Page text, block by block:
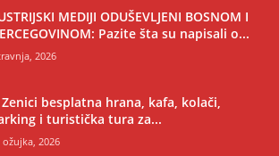
MEDIJI ODUŠEVLJENI BOSNOM I
Pazite šta su napisali o...
2026
Zenici besplatna hrana, kafa, kolači,
i turistička tura za...
ožujka, 2026